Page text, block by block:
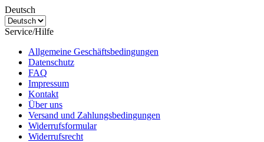
Deutsch
Service/Hilfe
Allgemeine Geschäftsbedingungen
Datenschutz
FAQ
Impressum
Kontakt
Über uns
Versand und Zahlungsbedingungen
Widerrufsformular
Widerrufsrecht